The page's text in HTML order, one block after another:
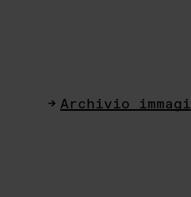
Archivio